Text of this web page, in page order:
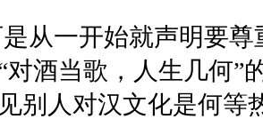
从一开始就声明要尊
对酒当歌，人生几何”
别人对汉文化是何等